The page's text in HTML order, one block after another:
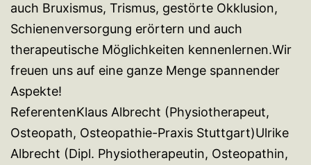
auch Bruxismus, Trismus, gestörte Okklusion,
Schienenversorgung erörtern und auch
therapeutische Möglichkeiten kennenlernen.Wir
freuen uns auf eine ganze Menge spannender
Aspekte!
ReferentenKlaus Albrecht (Physiotherapeut,
Osteopath, Osteopathie-Praxis Stuttgart)Ulrike
Albrecht (Dipl. Physiotherapeutin, Osteopathin,